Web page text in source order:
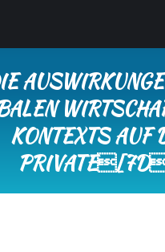
KONTEXTS AUF